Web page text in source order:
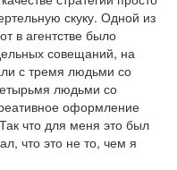
скуку. Одной из
в агентстве было
совещаний, на
с тремя людьми со
людьми со
оформление
что для меня это был
что это не то, чем я